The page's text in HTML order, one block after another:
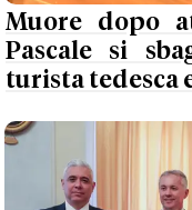
Muore dopo
Pascale si
turista tedesca